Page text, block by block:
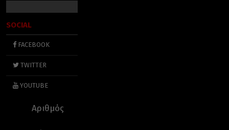
SOCIAL
FACEBOOK
TWITTER
YOUTUBE
Αριθμός